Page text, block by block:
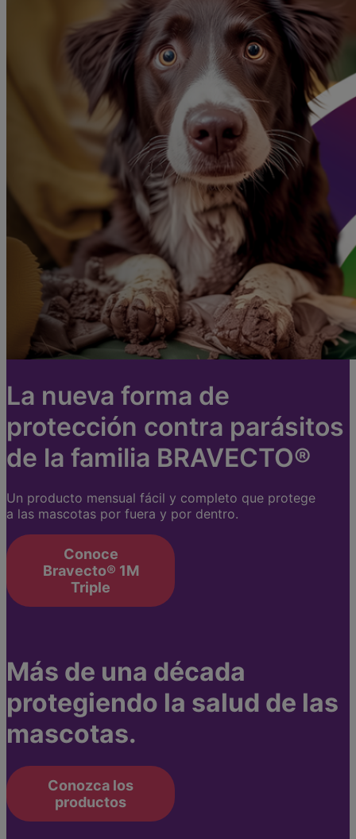
La nueva forma de
protección contra parásitos
de la familia BRAVECTO®
Un producto mensual fácil y completo que protege
a las mascotas por fuera y por dentro.
Conoce
Bravecto® 1M
Triple
Más de una década
protegiendo la salud de las
mascotas.
Conozca los
productos